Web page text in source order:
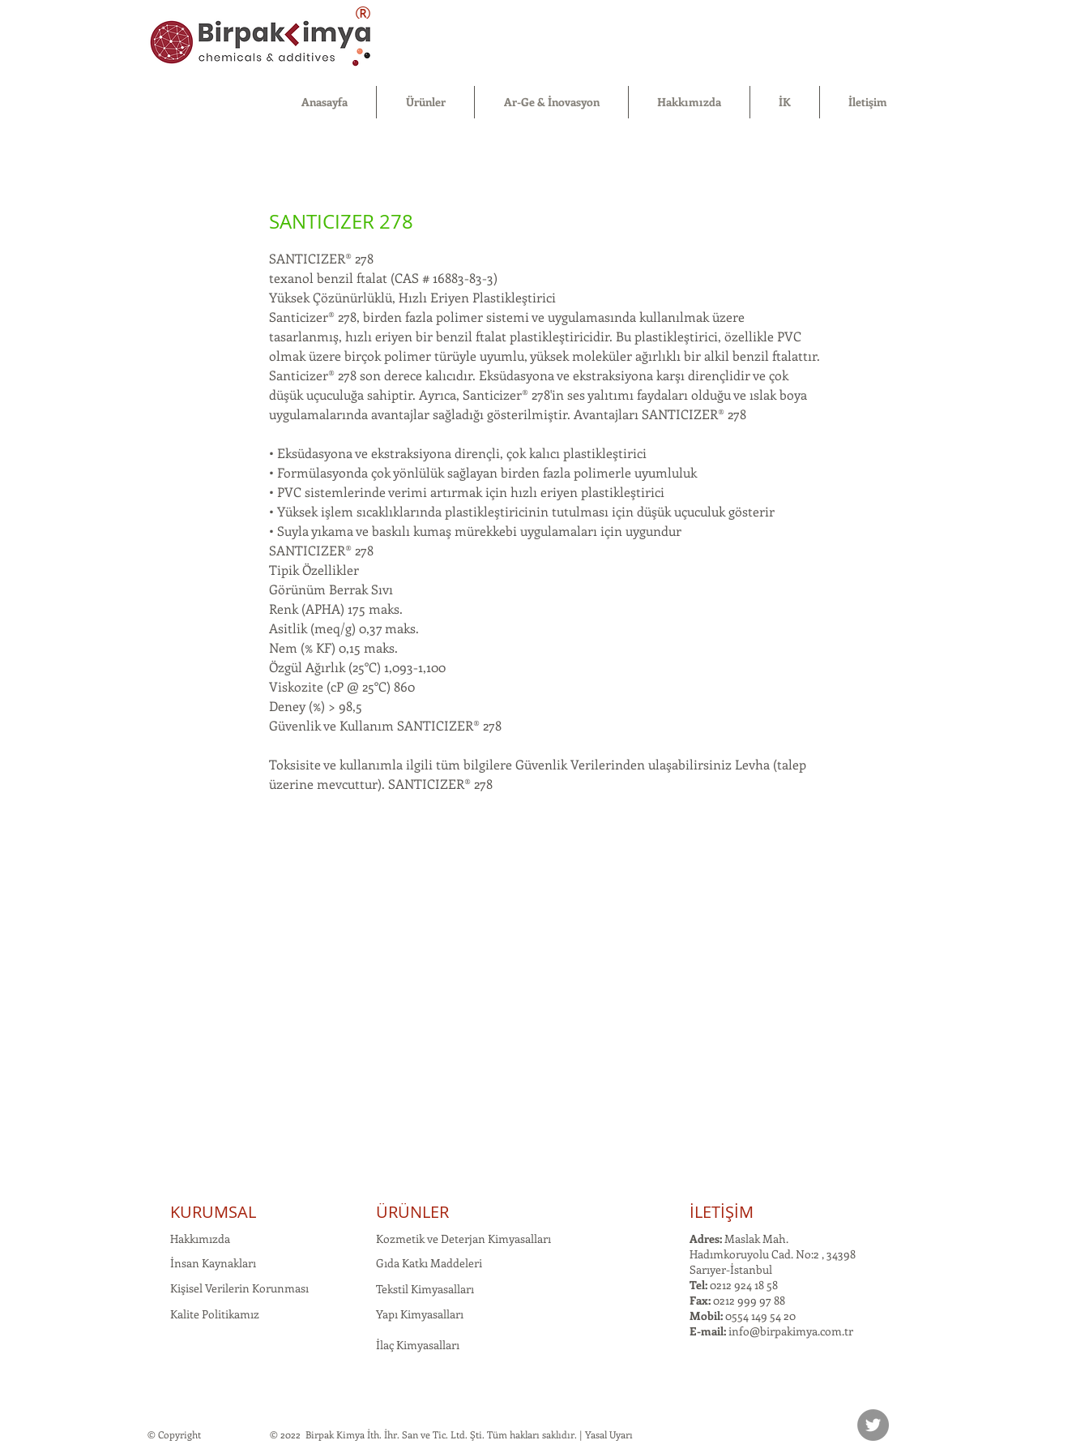
®
Anasayfa Ürünler Ar-Ge & İnovasyon Hakkımızda İK İletişim
SANTICIZER 278
SANTICIZER® 278
texanol benzil ftalat (CAS # 16883-83-3)
Yüksek Çözünürlüklü, Hızlı Eriyen Plastikleştirici
Santicizer® 278, birden fazla polimer sistemi ve uygulamasında kullanılmak üzere
tasarlanmış, hızlı eriyen bir benzil ftalat plastikleştiricidir. Bu plastikleştirici, özellikle PVC
olmak üzere birçok polimer türüyle uyumlu, yüksek moleküler ağırlıklı bir alkil benzil ftalattır.
Santicizer® 278 son derece kalıcıdır. Eksüdasyona ve ekstraksiyona karşı dirençlidir ve çok
düşük uçuculuğa sahiptir. Ayrıca, Santicizer® 278'in ses yalıtımı faydaları olduğu ve ıslak boya
uygulamalarında avantajlar sağladığı gösterilmiştir. Avantajları SANTICIZER® 278
• Eksüdasyona ve ekstraksiyona dirençli, çok kalıcı plastikleştirici
• Formülasyonda çok yönlülük sağlayan birden fazla polimerle uyumluluk
• PVC sistemlerinde verimi artırmak için hızlı eriyen plastikleştirici
• Yüksek işlem sıcaklıklarında plastikleştiricinin tutulması için düşük uçuculuk gösterir
• Suyla yıkama ve baskılı kumaş mürekkebi uygulamaları için uygundur
SANTICIZER® 278
Tipik Özellikler
Görünüm Berrak Sıvı
Renk (APHA) 175 maks.
Asitlik (meq/g) 0,37 maks.
Nem (% KF) 0,15 maks.
Özgül Ağırlık (25°C) 1,093-1,100
Viskozite (cP @ 25°C) 860
Deney (%) > 98,5
Güvenlik ve Kullanım SANTICIZER® 278
Toksisite ve kullanımla ilgili tüm bilgilere Güvenlik Verilerinden ulaşabilirsiniz Levha (talep
üzerine mevcuttur). SANTICIZER® 278
KURUMSAL
Hakkımızda
İnsan Kaynakları
Kişisel Verilerin Korunması
Kalite Politikamız
ÜRÜNLER
Kozmetik ve Deterjan Kimyasalları
Gıda Katkı Maddeleri
Tekstil Kimyasalları
Yapı Kimyasalları
İlaç Kimyasalları
İLETİŞİM
Adres:Maslak Mah.
Hadımkoruyolu Cad. No:2 , 34398
Sarıyer-İstanbul
Tel:0212 924 18 58
Fax:0212 999 97 88
Mobil:0554 149 54 20
E-mail:info@birpakimya.com.tr
© Copyright © 2022 Birpak Kimya İth. İhr. San ve Tic. Ltd. Şti. Tüm hakları saklıdır. | Yasal Uyarı